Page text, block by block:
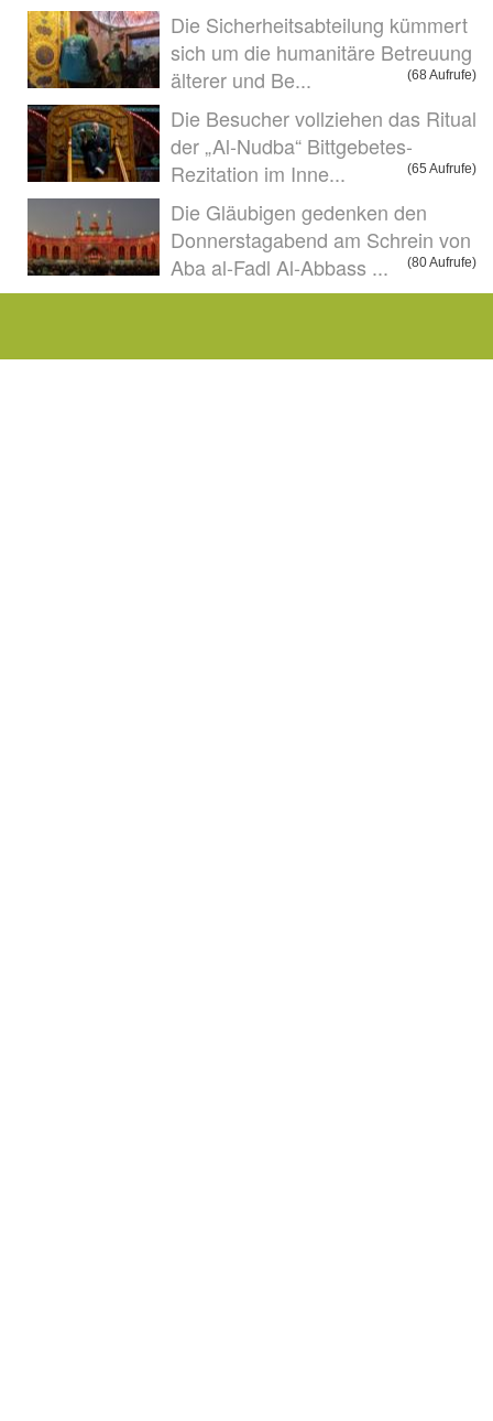
Die Sicherheitsabteilung kümmert
sich um die humanitäre Betreuung
älterer und Be...
(68 Aufrufe)
Die Besucher vollziehen das Ritual
der „Al-Nudba“ Bittgebetes-
Rezitation im Inne...
(65 Aufrufe)
Die Gläubigen gedenken den
Donnerstagabend am Schrein von
Aba al-Fadl Al-Abbass ...
(80 Aufrufe)